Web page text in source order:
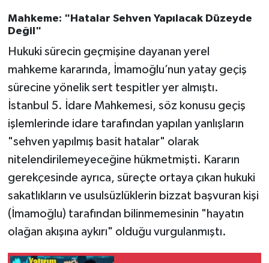
Mahkeme: "Hatalar Sehven Yapılacak Düzeyde
Değil"
Hukuki sürecin geçmişine dayanan yerel
mahkeme kararında, İmamoğlu’nun yatay geçiş
sürecine yönelik sert tespitler yer almıştı.
İstanbul 5. İdare Mahkemesi, söz konusu geçiş
işlemlerinde idare tarafından yapılan yanlışların
"sehven yapılmış basit hatalar" olarak
nitelendirilemeyeceğine hükmetmişti. Kararın
gerekçesinde ayrıca, süreçte ortaya çıkan hukuki
sakatlıkların ve usulsüzlüklerin bizzat başvuran kişi
(İmamoğlu) tarafından bilinmemesinin "hayatın
olağan akışına aykırı" olduğu vurgulanmıştı.